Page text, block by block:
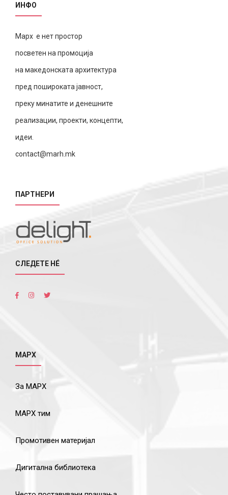
ИНФО
Марх е нет простор
посветен на промоција
на македонската архитектура
пред пошироката јавност,
преку минатите и денешните
реализации, проекти, концепти,
идеи.
contact@marh.mk
ПАРТНЕРИ
СЛЕДЕТЕ НÉ
МАРХ
За МАРХ
МАРХ тим
Промотивен материјал
Дигитална библиотека